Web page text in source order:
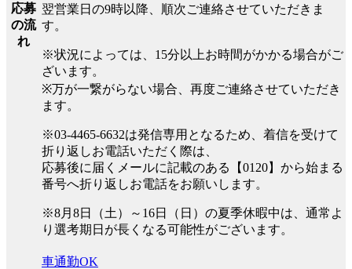
応募
の流
れ
翌営業日の9時以降、順次ご連絡させていただきま
す。
※状況によっては、15分以上お時間がかかる場合がご
ざいます。
※万が一繋がらない場合、再度ご連絡させていただき
ます。
※03-4465-6632は発信専用となるため、着信を受けて
折り返しお電話いただく際は、
応募後に届くメールに記載のある【0120】から始まる
番号へ折り返しお電話をお願いします。
※8月8日（土）～16日（日）の夏季休暇中は、通常よ
り選考期日が長くなる可能性がございます。
車通勤OK